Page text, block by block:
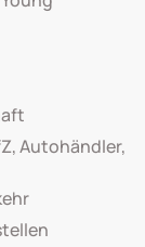
Autohändler,